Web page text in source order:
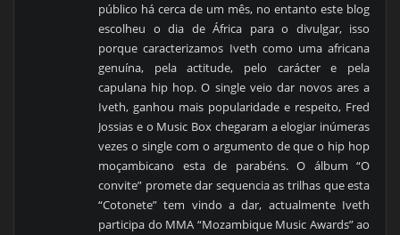
público há cerca de um mês, no entanto este blog
escolheu o dia de África para o divulgar, isso
porque caracterizamos Iveth como uma africana
genuína, pela actitude, pelo carácter e pela
capulana hip hop. O single veio dar novos ares a
Iveth, ganhou mais popularidade e respeito, Fred
Jossias e o Music Box chegaram a elogiar inúmeras
vezes o single com o argumento de que o hip hop
moçambicano esta de parabéns. O álbum “O
convite” promete dar sequencia as trilhas que esta
“Cotonete” tem vindo a dar, actualmente Iveth
participa do MMA “Mozambique Music Awards” ao